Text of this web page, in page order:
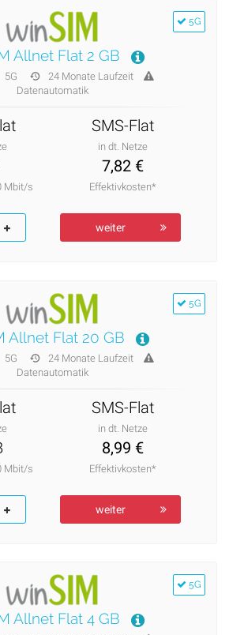
5G
Allnet Flat 2 GB
5G
24 Monate Laufzeit
Datenautomatik
SMS-Flat
in dt. Netze
Mbit/s
7,82 €
Effektivkosten*
weiter
5G
Allnet Flat 20 GB
5G
24 Monate Laufzeit
Datenautomatik
SMS-Flat
in dt. Netze
Mbit/s
8,99 €
Effektivkosten*
weiter
5G
Allnet Flat 4 GB